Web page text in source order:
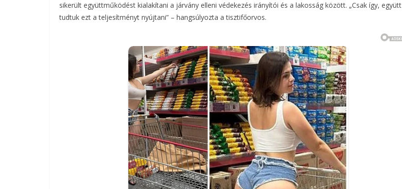
sikerült együttműködést kialakítani a járvány elleni védekezés irányítói és a lakosság között. „Csak így, együtt
tudtuk ezt a teljesítményt nyújtani” – hangsúlyozta a tisztifőorvos.